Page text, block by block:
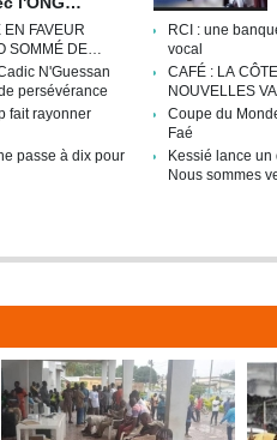
FAVEUR
SOMMÉ DE
N'Guessan
persévérance
fait rayonner
passe à dix pour
RCI : une
vocal
CAFÉ : LA
NOUVELLES
POUR
Coupe du
Faé
Kessié lance
Nous sommes